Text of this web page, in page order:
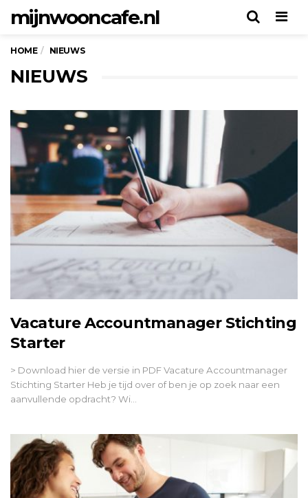
mijnwooncafe.nl
HOME NIEUWS
NIEUWS
Vacature Accountmanager Stichting
Starter
> Download hier de versie in PDF Vacature Accountmanager
Stichting Starter Heb je tijd over of ben je op zoek naar een
aanvullende opdracht? Wi…